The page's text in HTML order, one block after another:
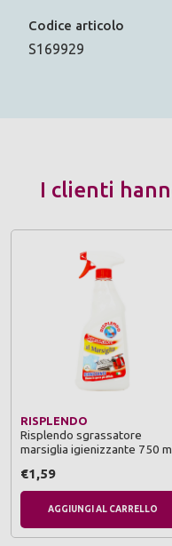
Codice articolo
S169929
I clienti
RISPLENDO
Risplendo sgrassatore
marsiglia igienizzante 750
€1,59
AGGIUNGI AL CARRELLO